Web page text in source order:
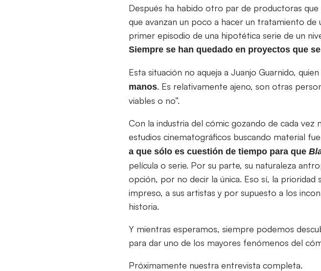
Después ha habido otro par de productoras
que avanzan un poco a hacer un tratamiento
primer episodio de una hipotética serie de un
Siempre se han quedado en proyectos que
Esta situación no aqueja a Juanjo Guarnido,
manos. Es relativamente ajeno, son otras
viables o no”.
Con la industria del cómic gozando de cada
estudios cinematográficos buscando material
a que sólo es cuestión de tiempo para que
película o serie. Por su parte, su naturaleza
opción, por no decir la única. Eso sí, la prioridad
impreso, a sus artistas y por supuesto a los
historia.
Y mientras esperamos, siempre podemos
para dar uno de los mayores fenómenos del
Próximamente nuestra entrevista completa.